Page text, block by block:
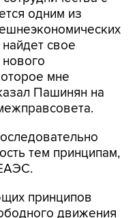
одним из
свое
мне
Пашинян на
тем принципам,
принципов
движения